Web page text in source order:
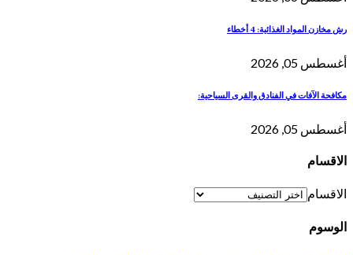
رش مخازن المواد الغذائية: 4 أخطاء
أغسطس 05, 2026
مكافحة الآفات في الفنادق والقرى السياحية:
أغسطس 05, 2026
الاقسام
الاقسام
الوسوم